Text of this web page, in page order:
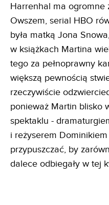
Harrenhal ma ogromne
Owszem, serial HBO
była matką Jona
w książkach Martina
tego za pełnoprawny
większą pewnością
rzeczywiście
ponieważ Martin blisko
spektaklu -
i reżyserem Dominikiem
przypuszczać, by
dalece odbiegały w tej